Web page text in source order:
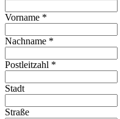
Vorname *
Nachname *
Postleitzahl *
Stadt
Straße